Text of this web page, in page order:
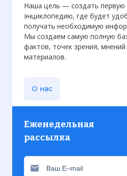
Наша цель — создать первую
энциклопедию, где будет
получать необходимую
Мы создаем самую полную
фактов, точек зрения,
материалов.
О нас
Еженедельная
рассылка